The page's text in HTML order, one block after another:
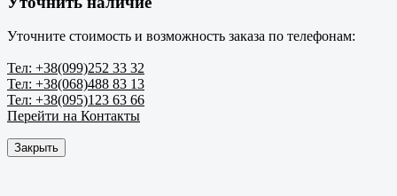
Уточните стоимость и возможность заказа по телефонам:
Тел: +38(099)252 33 32
Тел: +38(068)488 83 13
Тел: +38(095)123 63 66
Перейти на Контакты
Закрыть